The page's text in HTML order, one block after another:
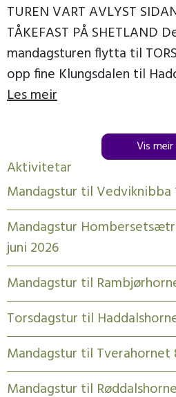
TUREN VART AVLYST
TÅKEFAST PÅ SHETLAND
mandagsturen flytta til
opp fine Klungsdalen til
til topps, der […]
Les meir
Vis meir
Aktivitetar
Mandagstur til Vedviknibba
Mandagstur
juni 2026
Mandagstur til
Torsdagstur til
Mandagstur til Tverahornet
Mandagstur til